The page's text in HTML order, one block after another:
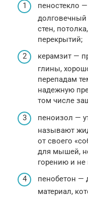
пеностекло
долговечный
стен,
перекрытий;
керамзит —
глины,
перепадам
надежную
том числе
пеноизол —
называют
от своего
для мышей,
горению и
пенобетон —
материал,